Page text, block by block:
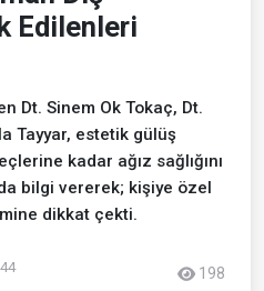
Edilenleri
Dt. Sinem Ok Tokaç, Dt.
Tayyar, estetik gülüş
kadar ağız sağlığını
bilgi vererek; kişiye özel
dikkat çekti.
198